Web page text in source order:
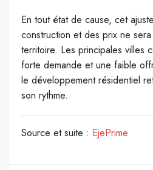
En tout état de cause, cet
construction et des prix ne
territoire. Les principales villes
forte demande et une faible
le développement résidentiel
son rythme.
Source et suite : EjePrime